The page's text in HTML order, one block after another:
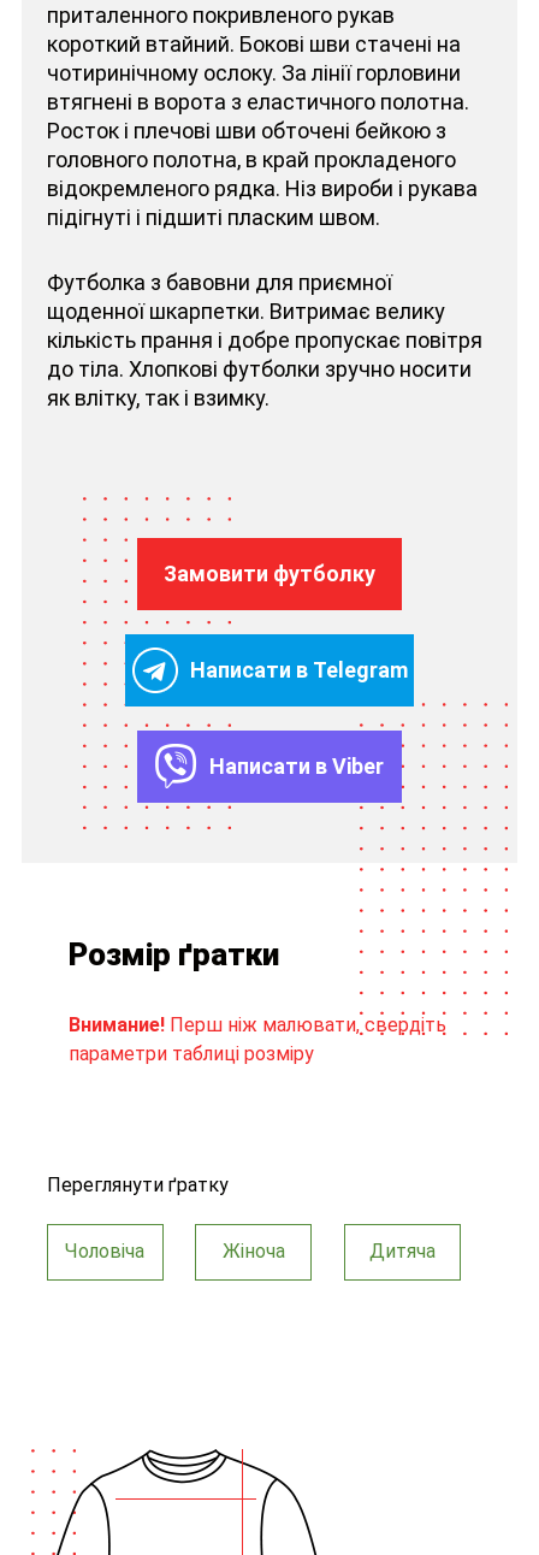
приталенного покривленого рукав
короткий втайний. Бокові шви стачені на
чотиринічному ослоку. За лінії горловини
втягнені в ворота з еластичного полотна.
Росток і плечові шви обточені бейкою з
головного полотна, в край прокладеного
відокремленого рядка. Ніз вироби і рукава
підігнуті і підшиті пласким швом.
Футболка з бавовни для приємної
щоденної шкарпетки. Витримає велику
кількість прання і добре пропускає повітря
до тіла. Хлопкові футболки зручно носити
як влітку, так і взимку.
Замовити футболку
Написати в Telegram
Написати в Viber
Розмір ґратки
Внимание! Перш ніж малювати, свердіть
параметри таблиці розміру
Переглянути ґратку
Чоловіча Жіноча Дитяча